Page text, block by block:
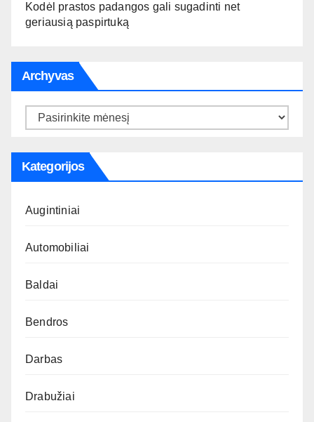
Kodėl prastos padangos gali sugadinti net
geriausią paspirtuką
Archyvas
Archyvas
Kategorijos
Augintiniai
Automobiliai
Baldai
Bendros
Darbas
Drabužiai